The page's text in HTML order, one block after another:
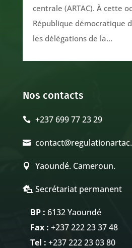
centrale (ARTAC). À cette
République démocratique
les délégations de la...
Nos contacts
 +237 699 77 23 29

 Yaoundé. Cameroun.
 Secrétariat permanent
BP : 6132 Yaoundé
Fax : +237 222 23 37 48
Tel : +237 222 23 03 80